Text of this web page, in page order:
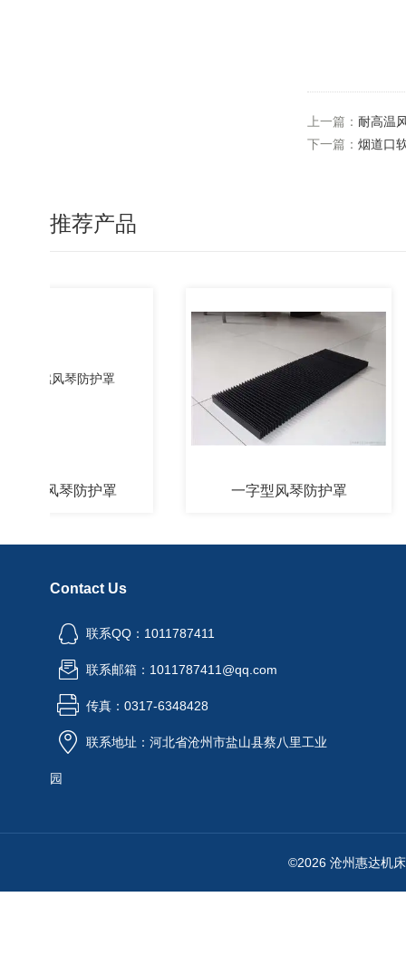
上一篇： 耐高温
下一篇： 烟道口
推荐产品
风琴防护罩 一字型风琴防护罩
Contact Us
联系QQ：1011787411
联系邮箱：1011787411@qq.com
传真：0317-6348428
联系地址：河北省沧州市盐山县蔡八里工业
园
©2026 沧州惠达机